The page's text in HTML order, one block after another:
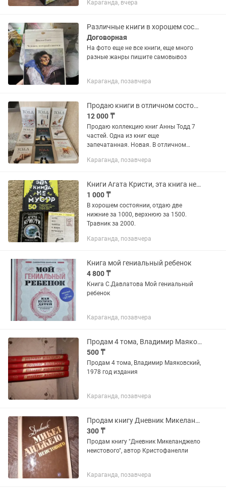
животных,птиц,рыб,насекомых! Все
Отличный подарок детям и...
Караганда, вчера
Различные книги в хорошем состоянии
Договорная
На фото еще не все книги, еще много
разные жанры пишите самовывоз
Караганда, позавчера
Продаю книги в отличном состоянии
12 000 ₸
Продаю коллекцию книг Анны Тодд 7
частей. Одна из книг еще
запечатанная. Новая. В отличном
книги за 12.000 тг
Караганда, позавчера
Книги Агата Кристи, эта книга не мусор, если все кошки в мире, травник
1 000 ₸
В хорошем состоянии, отдаю две
нижние за 1000, верхнюю за 1500.
Травник за 2000.
Караганда, позавчера
Книга мой гениальный ребенок
4 800 ₸
Книга С.Давлатова Мой гениальный
ребенок
Караганда, позавчера
Продам 4 тома, Владимир Маяковский
500 ₸
Продам 4 тома, Владимир Маяковский,
1978 год издания
Караганда, позавчера
Продам книгу Дневник Микеланджело неистового, автор Кристофанелли
300 ₸
Продам книгу "Дневник Микеланджело
неистового", автор Кристофанелли
Караганда, позавчера